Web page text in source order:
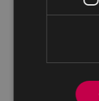
onerako
erregistroa,
bajak, helbide